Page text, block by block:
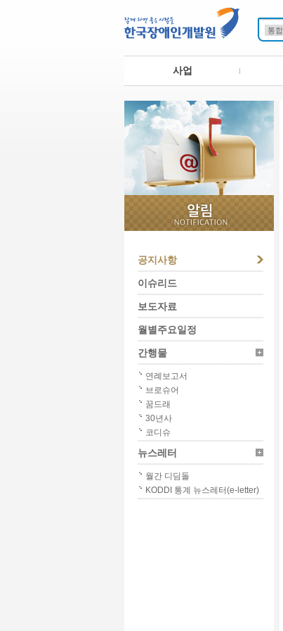
사업
공지사항
이슈리드
보도자료
월별주요일정
간행물
연례보고서
브로슈어
꿈드래
30년사
코디슈
뉴스레터
월간 디딤돌
KODDI 통계 뉴스레터(e-letter)